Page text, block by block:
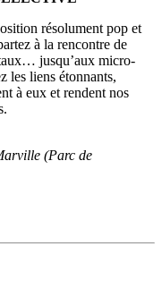
résolument pop et
à la rencontre de
jusqu’aux micro-
les liens étonnants,
à eux et rendent nos
(Parc de